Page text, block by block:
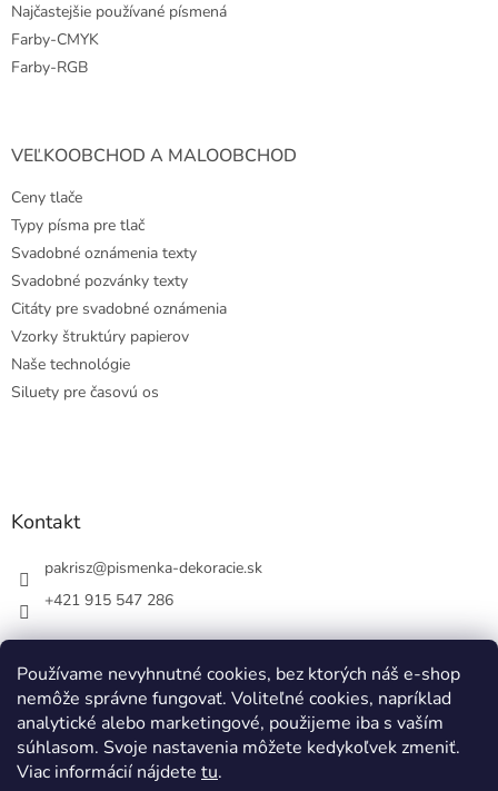
Používame nevyhnutné cookies, bez ktorých náš e-shop
nemôže správne fungovať. Voliteľné cookies, napríklad
analytické alebo marketingové, použijeme iba s vaším
súhlasom. Svoje nastavenia môžete kedykoľvek zmeniť.
Viac informácií nájdete tu.
Najčastejšie používané písmená
Farby-CMYK
Farby-RGB
VEĽKOOBCHOD A MALOOBCHOD
Ceny tlače
Typy písma pre tlač
Svadobné oznámenia texty
Svadobné pozvánky texty
Citáty pre svadobné oznámenia
Vzorky štruktúry papierov
Naše technológie
Siluety pre časovú os
Kontakt
pakrisz@pismenka-dekoracie.sk
+421 915 547 286
Facebook